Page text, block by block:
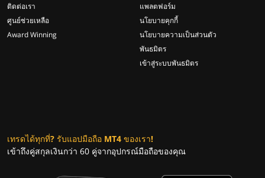
ติดต่อเรา
ศูนย์ช่วยเหลือ
Award Winning
แพลตฟอร์ม
นโยบายคุกกี้
นโยบายความเป็นส่วนตัว
พันธมิตร
เข้าสู่ระบบพันธมิตร
เทรดได้ทุกที่? รับแอปมือถือ MT4 ของเรา!
เข้าถึงคู่สกุลเงินกว่า 60 คู่จากอุปกรณ์มือถือของคุณ